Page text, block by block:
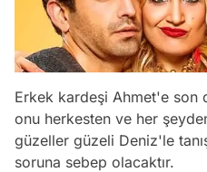
Erkek kardeşi Ahmet'e son
onu herkesten ve her
güzeller güzeli Deniz'le
soruna sebep olacaktır.